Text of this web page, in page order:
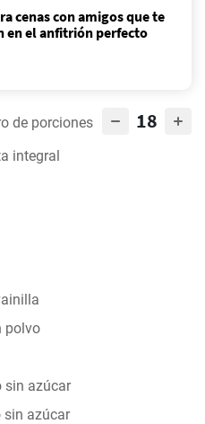
cenas con amigos que te
en el anfitrión perfecto
de porciones 18
integral
polvo
sin azúcar
sin azúcar